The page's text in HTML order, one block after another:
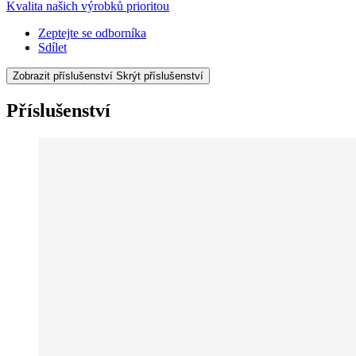
Kvalita našich výrobků prioritou
Zeptejte se odborníka
Sdílet
Zobrazit příslušenství Skrýt příslušenství
Příslušenství